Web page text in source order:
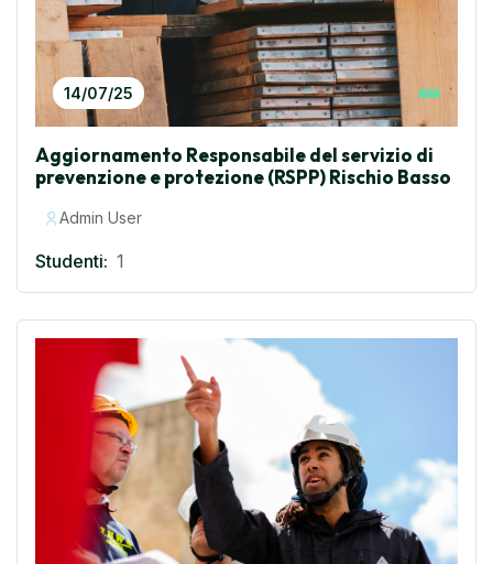
14/07/25
Aggiornamento Responsabile del servizio di
prevenzione e protezione (RSPP) Rischio Basso
Admin User
Studenti: 1